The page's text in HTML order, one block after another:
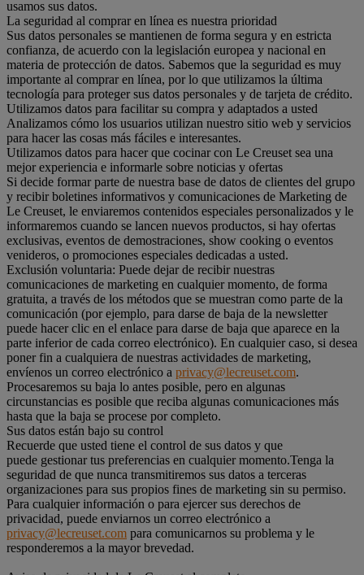
usamos sus datos.
La seguridad al comprar en línea es nuestra prioridad
Sus datos personales se mantienen de forma segura y en estricta
confianza, de acuerdo con la legislación europea y nacional en
materia de protección de datos. Sabemos que la seguridad es muy
importante al comprar en línea, por lo que utilizamos la última
tecnología para proteger sus datos personales y de tarjeta de crédito.
Utilizamos datos para facilitar su compra y adaptados a usted
Analizamos cómo los usuarios utilizan nuestro sitio web y servicios
para hacer las cosas más fáciles e interesantes.
Utilizamos datos para hacer que cocinar con Le Creuset sea una
mejor experiencia e informarle sobre noticias y ofertas
Si decide formar parte de nuestra base de datos de clientes del grupo
y recibir boletines informativos y comunicaciones de Marketing de
Le Creuset, le enviaremos contenidos especiales personalizados y le
informaremos cuando se lancen nuevos productos, si hay ofertas
exclusivas, eventos de demostraciones, show cooking o eventos
venideros, o promociones especiales dedicadas a usted.
Exclusión voluntaria: Puede dejar de recibir nuestras
comunicaciones de marketing en cualquier momento, de forma
gratuita, a través de los métodos que se muestran como parte de la
comunicación (por ejemplo, para darse de baja de la newsletter
puede hacer clic en el enlace para darse de baja que aparece en la
parte inferior de cada correo electrónico). En cualquier caso, si desea
poner fin a cualquiera de nuestras actividades de marketing,
envíenos un correo electrónico a privacy@lecreuset.com.
Procesaremos su baja lo antes posible, pero en algunas
circunstancias es posible que reciba algunas comunicaciones más
hasta que la baja se procese por completo.
Sus datos están bajo su control
Recuerde que usted tiene el control de sus datos y que
puede gestionar tus preferencias en cualquier momento.Tenga la
seguridad de que nunca transmitiremos sus datos a terceras
organizaciones para sus propios fines de marketing sin su permiso.
Para cualquier información o para ejercer sus derechos de
privacidad, puede enviarnos un correo electrónico a
privacy@lecreuset.com para comunicarnos su problema y le
responderemos a la mayor brevedad.